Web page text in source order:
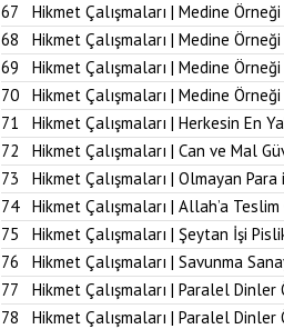
67
Hikmet Çalışmaları | Medine
68
Hikmet Çalışmaları | Medine
69
Hikmet Çalışmaları | Medine
70
Hikmet Çalışmaları | Medine
71
Hikmet Çalışmaları | Herkesin En
72
Hikmet Çalışmaları | Can ve Mal
73
Hikmet Çalışmaları | Olmayan
74
Hikmet Çalışmaları | Allah’a
75
Hikmet Çalışmaları | Şeytan İşi
76
Hikmet Çalışmaları | Savunma
77
Hikmet Çalışmaları | Paralel Dinler
78
Hikmet Çalışmaları | Paralel Dinler